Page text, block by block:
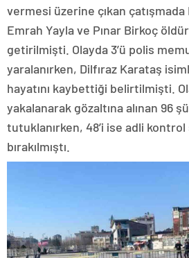
vermesi üzerine çıkan
Emrah Yayla ve Pınar Birkoç
getirilmişti. Olayda 3’ü polis
yaralanırken, Dilfıraz Karataş
hayatını kaybettiği belirtilmişti.
yakalanarak gözaltına alınan 96
tutuklanırken, 48’i ise adli
bırakılmıştı.